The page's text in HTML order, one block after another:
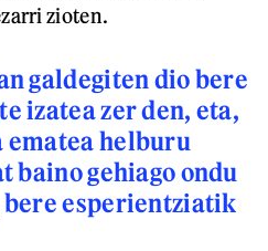
zioten.
galdegiten dio bere
izatea zer den, eta,
helburu
baino gehiago ondu
bere esperientziatik